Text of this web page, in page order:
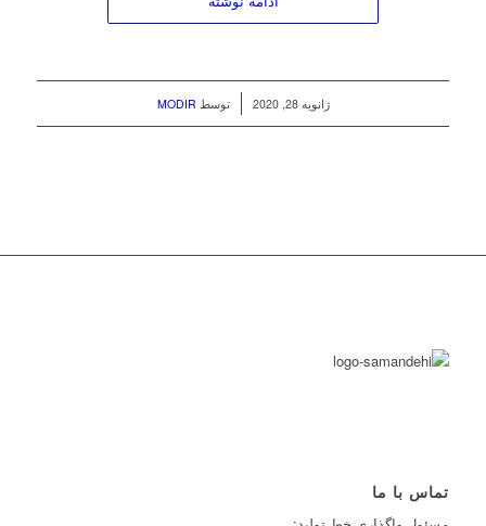
ژانویه 28, 2020
/ توسط MODIR
تماس با ما